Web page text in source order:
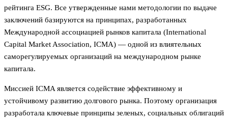
рейтинга ESG. Все утвержденные нами методологии по выдаче
заключений базируются на принципах, разработанных
Международной ассоциацией рынков капитала (International
Capital Market Association, ICMA) — одной из влиятельных
саморегулируемых организаций на международном рынке
капитала.
Миссией ICMA является содействие эффективному и
устойчивому развитию долгового рынка. Поэтому организация
разработала ключевые принципы зеленых, социальных облигаций